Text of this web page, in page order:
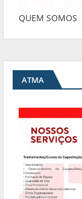
QUEM SOMOS
ATMA